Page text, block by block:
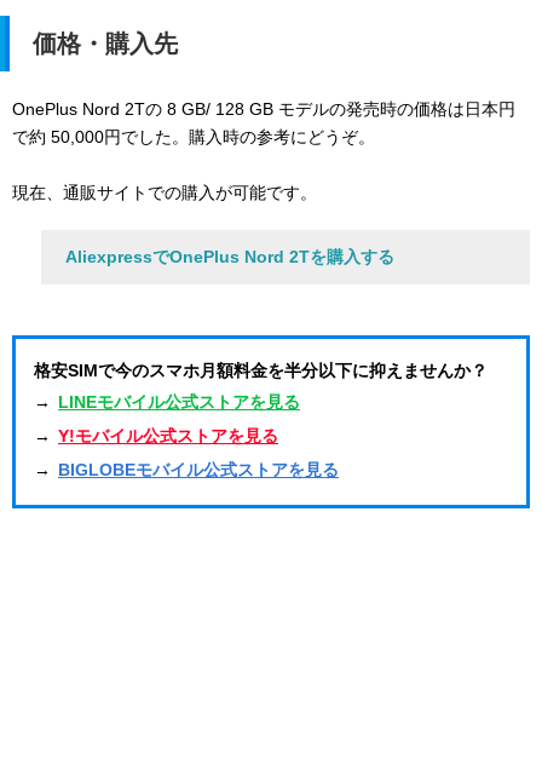
価格・購入先
OnePlus Nord 2Tの 8 GB/ 128 GB モデルの発売時の価格は日本円
で約 50,000円でした。購入時の参考にどうぞ。
現在、通販サイトでの購入が可能です。
AliexpressでOnePlus Nord 2Tを購入する
格安SIMで今のスマホ月額料金を半分以下に抑えませんか？
→
LINEモバイル公式ストアを見る
→ Y!モバイル公式ストアを見る
→
BIGLOBEモバイル公式ストアを見る